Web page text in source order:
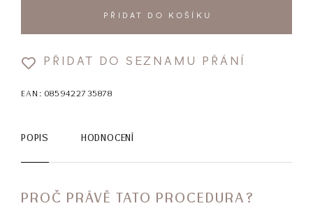
PŘIDAT DO KOŠÍKU
PŘIDAT DO SEZNAMU PŘÁNÍ
EAN: 0859422735878
POPIS HODNOCENÍ
PROČ PRÁVĚ TATO PROCEDURA?